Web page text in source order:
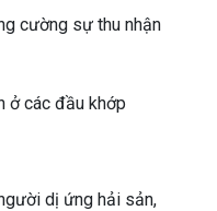
cường sự thu nhận
ở các đầu khớp
dị ứng hải sản,